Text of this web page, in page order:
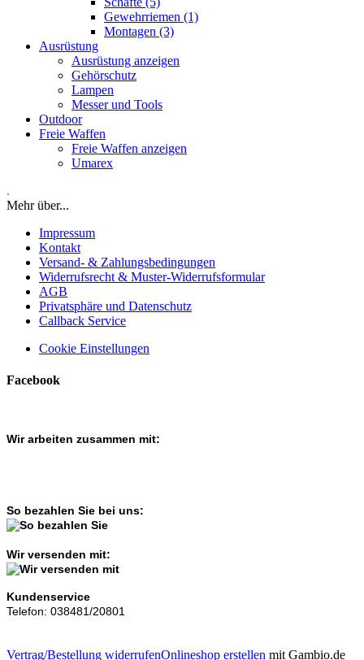
Gewehrriemen (1)
Montagen (3)
Ausrüstung
Ausrüstung anzeigen
Gehörschutz
Lampen
Messer und Tools
Outdoor
Freie Waffen
Freie Waffen anzeigen
Umarex
.
Mehr über...
Impressum
Kontakt
Versand- & Zahlungsbedingungen
Widerrufsrecht & Muster-Widerrufsformular
AGB
Privatsphäre und Datenschutz
Callback Service
Cookie Einstellungen
Facebook
Wir arbeiten zusammen mit:
So bezahlen Sie bei uns:
Wir versenden mit:
Kundenservice
Telefon: 038481/20801
Vertrag/Bestellung widerrufenOnlineshop erstellen mit Gambio.de